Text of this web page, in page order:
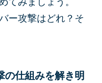
ー攻撃はどれ？そ
仕組みを解き明